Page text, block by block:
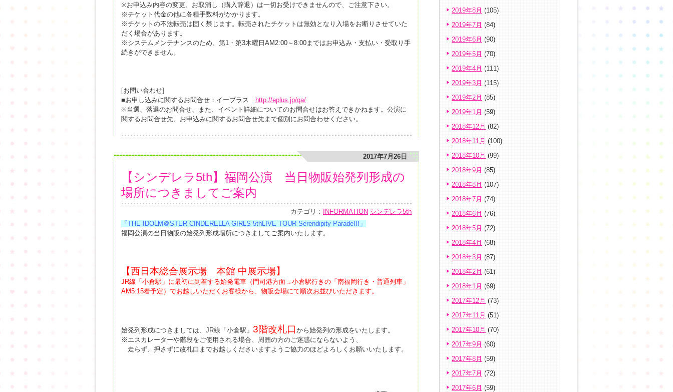
※お申込み内容の変更、お取消し（購入辞退）は一切お受けできませんので、ご注意下さい。
※チケット代金の他に各種手数料がかかります。
※チケットの不法転売は固く禁じます。転売されたチケットは無効となり入場をお断りさせていた
だく場合があります。
※システムメンテナンスのため、第1・第3木曜日AM2:00～8:00まではお申込み・支払い・受取り手
続きができません。
[お問い合わせ]
■お申し込みに関するお問合せ：イープラス
http://eplus.jp/qa/
※当選、落選のお問合せ、また、イベント詳細についてのお問合せはお答えできかねます。公演に
関するお問合せ先、お申込みに関するお問合せ先まで個別にお問合わせください。
2017年7月26日
【シンデレラ5th】福岡公演 当日物販始発列形成の
場所につきましてご案内
カテゴリ： INFORMATION シンデレラ5th
「THE IDOLM＠STER CINDERELLA GIRLS 5thLIVE TOUR Serendipity Parade!!!」
福岡公演の当日物販の始発列形成場所につきましてご案内いたします。
【西日本総合展示場 本館 中展示場】
JR線「小倉駅」に最初に到着する始発電車（門司港方面→小倉駅行きの「南福岡行き・普通列車」
AM5:15着予定）でお越しいただくお客様から、物販会場にて順次お並びいただきます。
始発列形成につきましては、 JR線「小倉駅」 3階改札口 から始発列の形成をいたします。
※エスカレーターや階段をご使用される場合、周囲の方のご迷惑にならないよう、
走らず、押さずに改札口までお越しくださいますようご協力のほどよろしくお願いいたします。
2019年8月 (105)
2019年7月 (84)
2019年6月 (90)
2019年5月 (70)
2019年4月 (111)
2019年3月 (115)
2019年2月 (85)
2019年1月 (59)
2018年12月 (82)
2018年11月 (100)
2018年10月 (99)
2018年9月 (85)
2018年8月 (107)
2018年7月 (74)
2018年6月 (76)
2018年5月 (72)
2018年4月 (68)
2018年3月 (87)
2018年2月 (61)
2018年1月 (69)
2017年12月 (73)
2017年11月 (51)
2017年10月 (70)
2017年9月 (60)
2017年8月 (59)
2017年7月 (72)
2017年6月 (59)